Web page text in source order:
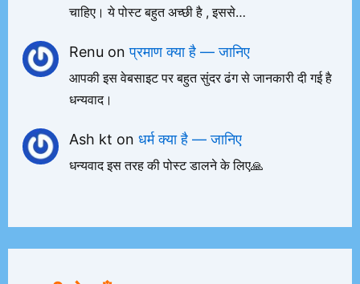
चाहिए। ये पोस्ट बहुत अच्छी है , इससे…
Renu onप्रमाण क्या है — जानिए
आपकी इस वेबसाइट पर बहुत सुंदर ढंग से जानकारी दी गई है
धन्यवाद।
Ash kt onधर्म क्या है — जानिए
धन्यवाद इस तरह की पोस्ट डालने के लिए🙏